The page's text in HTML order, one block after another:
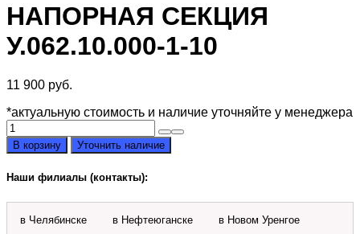
НАПОРНАЯ СЕКЦИЯ
У.062.10.000-1-10
11 900 руб.
*актуальную стоимость и наличие уточняйте у менеджера
Количество
товара
Напорная
секция
У.062.10.000-
1-
В корзину Уточнить наличие
Наши филиалы (контакты):
в Челябинске в Нефтеюганске в Новом Уренгое